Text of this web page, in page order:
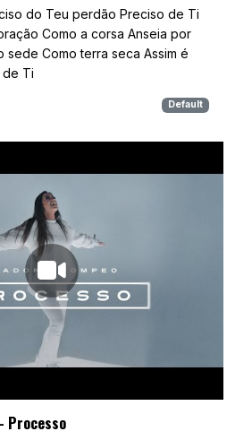
do Teu perdão Preciso de Ti
Como a corsa Anseia por
sede Como terra seca Assim é
de Ti
Default
Processo